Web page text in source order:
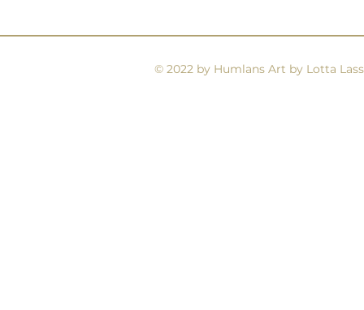
© 2022 by Humlans Art by Lotta